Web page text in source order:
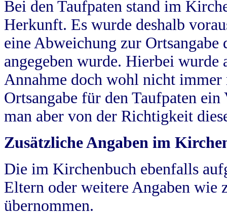
Bei den Taufpaten stand im
Herkunft. Es wurde deshalb
eine Abweichung zur
angegeben wurde. Hierbei wurde
Annahme doch wohl nicht
Ortsangabe für den Taufpaten
man aber von der Richtigkeit
Zusätzliche Angaben im
Die im Kirchenbuch ebenfalls
Eltern oder weitere Angaben wie
übernommen.